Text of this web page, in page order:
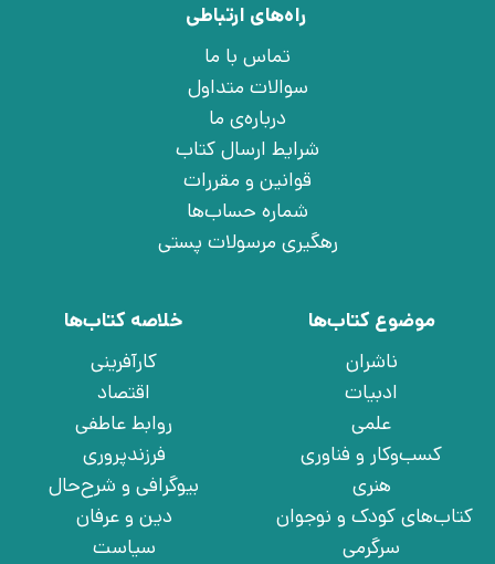
راه‌های ارتباطی
تماس با ما
سوالات متداول
درباره‌ی ما
شرایط ارسال کتاب
قوانین و مقررات
شماره حساب‌ها
رهگیری مرسولات پستی
موضوع کتاب‌ها
ناشران
ادبیات
علمی
کسب‌وکار و فناوری
هنری
کتاب‌های کودک و نوجوان
سرگرمی
خلاصه کتاب‌ها
کارآفرینی
اقتصاد
روابط عاطفی
فرزندپروری
بیوگرافی و شرح‌حال
دین و عرفان
سیاست